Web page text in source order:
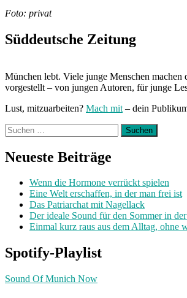
Foto: privat
Süddeutsche Zeitung
München lebt. Viele junge Menschen
vorgestellt – von jungen Autoren, für junge
Lust, mitzuarbeiten? Mach mit – dein
Suchen
nach:
Neueste Beiträge
Wenn die Hormone verrückt spielen
Eine Welt erschaffen, in der man frei ist
Das Patriarchat mit Nagellack
Der ideale Sound für den Sommer in
Einmal kurz raus aus dem Alltag, ohne
Spotify-Playlist
Sound Of Munich Now